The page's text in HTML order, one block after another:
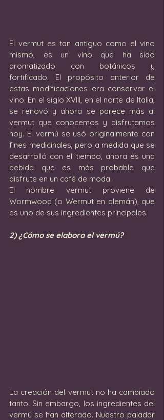
El vermut es tan antiguo como el vino
mismo, es un vino que ha sido
aromatizado con botánicos y
fortificado. El propósito anterior de
estas modificaciones era conservar el
vino. En el siglo XVIII, en el norte de Italia,
se renovó y ahora se parece más al
vermut que conocemos y disfrutamos
hoy. El vermú se usó originalmente con
fines medicinales, pero a medida que se
desarrolló con el tiempo, ahora es una
bebida que es más probable que
disfrute en un café de moda.
El nombre vermut proviene de
Wormwood (o Wermut en alemán), que
es uno de sus ingredientes principales.
2) ¿Cómo se elabora el vermú?
La creación del vermut no ha cambiado
tanto. Sin embargo, los ingredientes del
vermú se han alterado. Nuestro paladar